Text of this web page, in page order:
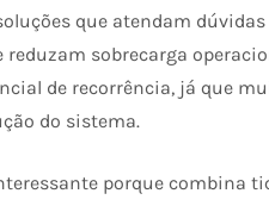
que atendam
sobrecarga
de recorrência, já que
do sistema.
porque combina